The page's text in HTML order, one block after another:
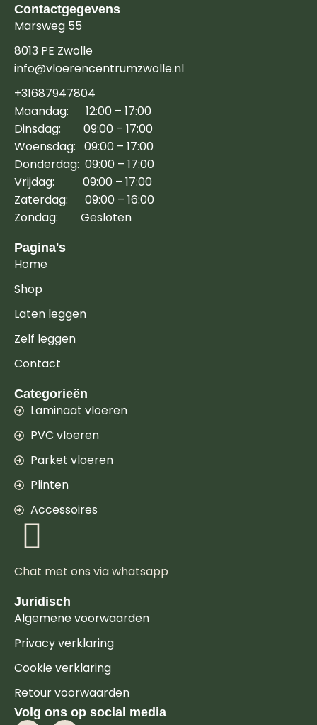
Contactgegevens
Marsweg 55
8013 PE Zwolle
info@vloerencentrumzwolle.nl
+31687947804
Maandag: 12:00 – 17:00
Dinsdag: 09:00 – 17:00
Woensdag: 09:00 – 17:00
Donderdag: 09:00 – 17:00
Vrijdag: 09:00 – 17:00
Zaterdag: 09:00 – 16:00
Zondag: Gesloten
Pagina's
Home
Shop
Laten leggen
Zelf leggen
Contact
Categorieën
Laminaat vloeren
PVC vloeren
Parket vloeren
Plinten
Accessoires
Chat met ons via whatsapp
Juridisch
Algemene voorwaarden
Privacy verklaring
Cookie verklaring
Retour voorwaarden
Volg ons op social media